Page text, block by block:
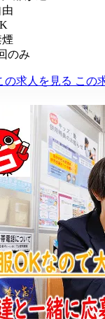
のみ
の求人を見る この